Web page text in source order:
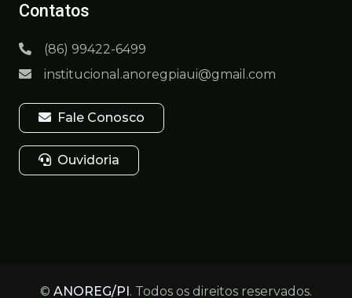
Contatos
(86) 99422-6499
institucional.anoregpiaui@gmail.com
Fale Conosco
Ouvidoria
© ANOREG/PI . Todos os direitos reservados.